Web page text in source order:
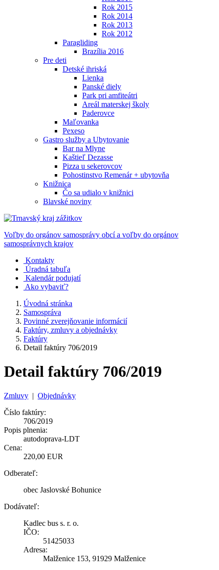
Rok 2015
Rok 2014
Rok 2013
Rok 2012
Paragliding
Brazília 2016
Pre deti
Detské ihriská
Lienka
Panské diely
Park pri amfiteátri
Areál materskej školy
Paderovce
Maľovanka
Pexeso
Gastro služby a Ubytovanie
Bar na Mlyne
Kaštieľ Dezasse
Pizza u sekerovcov
Pohostinstvo Remenár + ubytovňa
Knižnica
Čo sa udialo v knižnici
Blavské noviny
Voľby do orgánov samosprávy obcí a voľby do orgánov
samosprávnych krajov
Kontakty
Úradná tabuľa
Kalendár podujatí
Ako vybaviť?
Úvodná stránka
Samospráva
Povinné zverejňovanie informácií
Faktúry, zmluvy a objednávky
Faktúry
Detail faktúry 706/2019
Detail faktúry 706/2019
Zmluvy | Objednávky
Číslo faktúry:
706/2019
Popis plnenia:
autodoprava-LDT
Cena:
220,00 EUR
Odberateľ:
obec Jaslovské Bohunice
Dodávateľ:
Kadlec bus s. r. o.
IČO:
51425033
Adresa:
Malženice 153, 91929 Malženice